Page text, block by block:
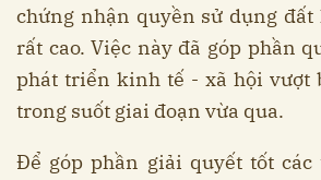
chứng nhận quyền sử dụng
rất cao. Việc này đã góp phần
phát triển kinh tế - xã hội vượt
trong suốt giai đoạn vừa qua.
Để góp phần giải quyết tốt